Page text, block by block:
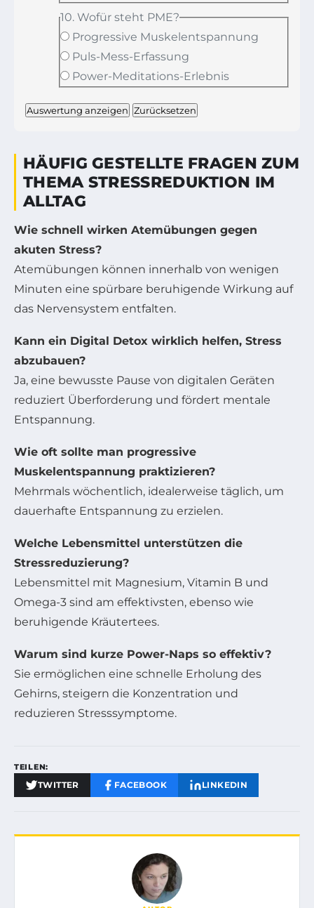
10. Wofür steht PME?
Progressive Muskelentspannung
Puls-Mess-Erfassung
Power-Meditations-Erlebnis
Auswertung anzeigen Zurücksetzen
HÄUFIG GESTELLTE FRAGEN ZUM
THEMA STRESSREDUKTION IM
ALLTAG
Wie schnell wirken Atemübungen gegen
akuten Stress?
Atemübungen können innerhalb von wenigen
Minuten eine spürbare beruhigende Wirkung auf
das Nervensystem entfalten.
Kann ein Digital Detox wirklich helfen, Stress
abzubauen?
Ja, eine bewusste Pause von digitalen Geräten
reduziert Überforderung und fördert mentale
Entspannung.
Wie oft sollte man progressive
Muskelentspannung praktizieren?
Mehrmals wöchentlich, idealerweise täglich, um
dauerhafte Entspannung zu erzielen.
Welche Lebensmittel unterstützen die
Stressreduzierung?
Lebensmittel mit Magnesium, Vitamin B und
Omega-3 sind am effektivsten, ebenso wie
beruhigende Kräutertees.
Warum sind kurze Power-Naps so effektiv?
Sie ermöglichen eine schnelle Erholung des
Gehirns, steigern die Konzentration und
reduzieren Stresssymptome.
TEILEN:
TWITTER FACEBOOK LINKEDIN